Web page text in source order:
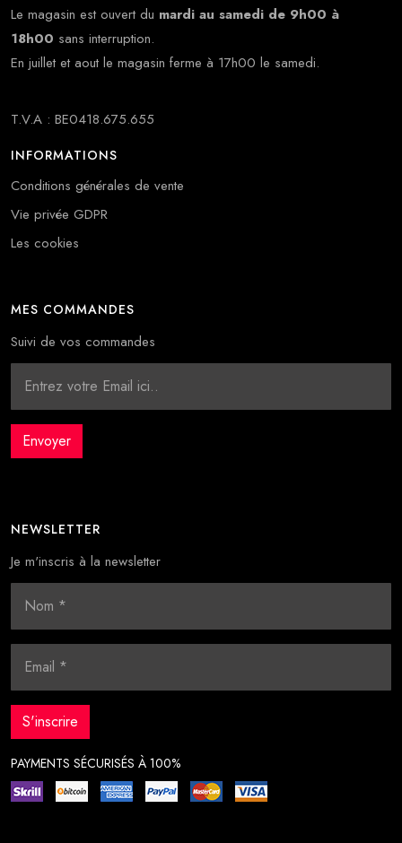
Le magasin est ouvert du mardi au samedi de 9h00 à
18h00 sans interruption.
En juillet et aout le magasin ferme à 17h00 le samedi.
T.V.A : BE0418.675.655
INFORMATIONS
Conditions générales de vente
Vie privée GDPR
Les cookies
MES COMMANDES
Suivi de vos commandes
NEWSLETTER
Je m'inscris à la newsletter
PAYMENTS SÉCURISÉS À 100%